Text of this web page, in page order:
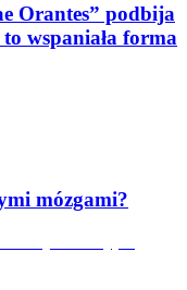
Orantes” podbija
wspaniała forma
mózgami?